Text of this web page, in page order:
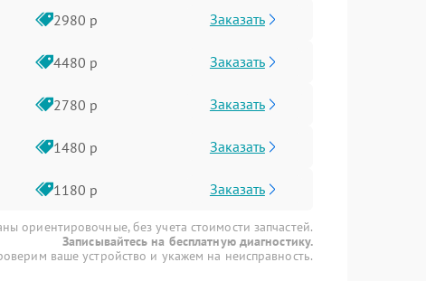
2980 р Заказать
4480 р Заказать
2780 р Заказать
1480 р Заказать
1180 р Заказать
ориентировочные, без учета стоимости запчастей.
Записывайтесь на бесплатную диагностику.
ваше устройство и укажем на неисправность.